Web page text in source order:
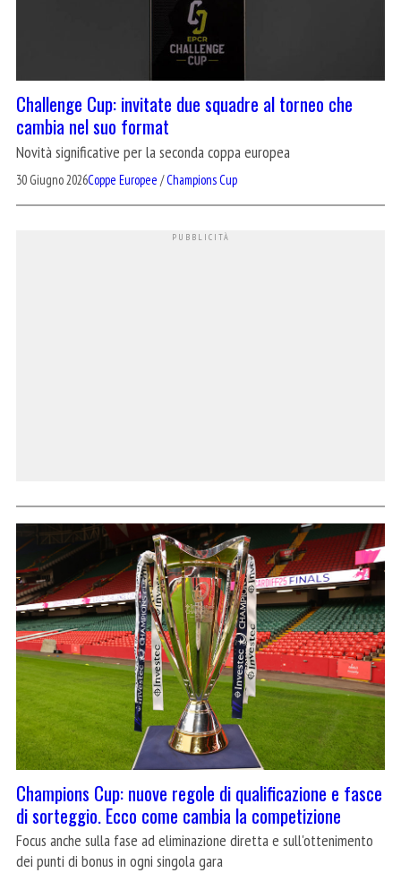
Challenge Cup: invitate due squadre al torneo che
cambia nel suo format
Novità significative per la seconda coppa europea
30 Giugno 2026Coppe Europee /Champions Cup
Champions Cup: nuove regole di qualificazione e fasce
di sorteggio. Ecco come cambia la competizione
Focus anche sulla fase ad eliminazione diretta e sull'ottenimento
dei punti di bonus in ogni singola gara